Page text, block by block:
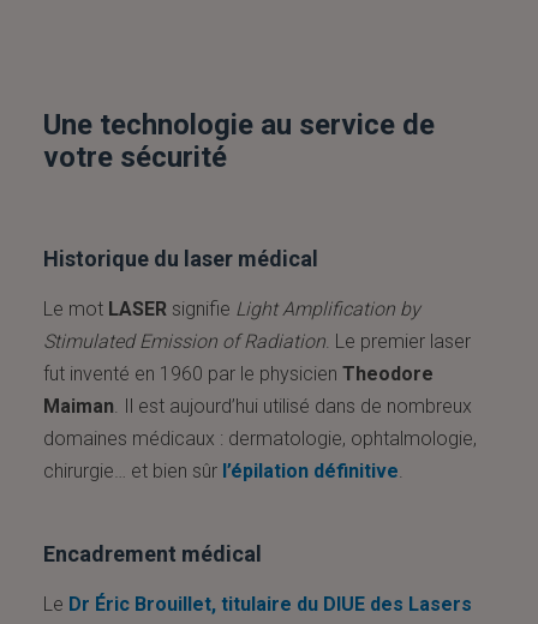
Une technologie au service de
votre sécurité
Historique du laser médical
Le mot LASERsignifie Light Amplification by
Stimulated Emission of Radiation. Le premier laser
fut inventé en 1960 par le physicien Theodore
Maiman. Il est aujourd’hui utilisé dans de nombreux
domaines médicaux : dermatologie, ophtalmologie,
chirurgie… et bien sûr l’épilation définitive.
Encadrement médical
Le Dr Éric Brouillet, titulaire du DIUE des Lasers